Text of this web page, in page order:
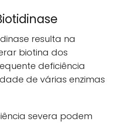
resulta na
biotina dos
deficiência
de várias enzimas
severa podem